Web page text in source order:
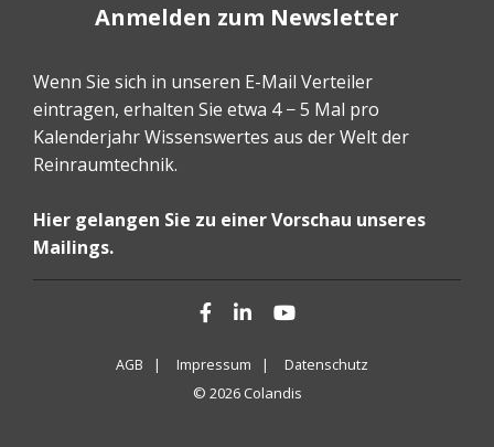
Anmelden zum Newsletter
Wenn Sie sich in unseren E-Mail Verteiler
eintragen, erhalten Sie etwa 4 − 5 Mal pro
Kalenderjahr Wissenswertes aus der Welt der
Reinraumtechnik.
Hier gelangen Sie zu einer Vorschau unseres
Mailings.
AGB | Impressum | Datenschutz
© 2026 Colandis
Facebook
LinkedInYouTube